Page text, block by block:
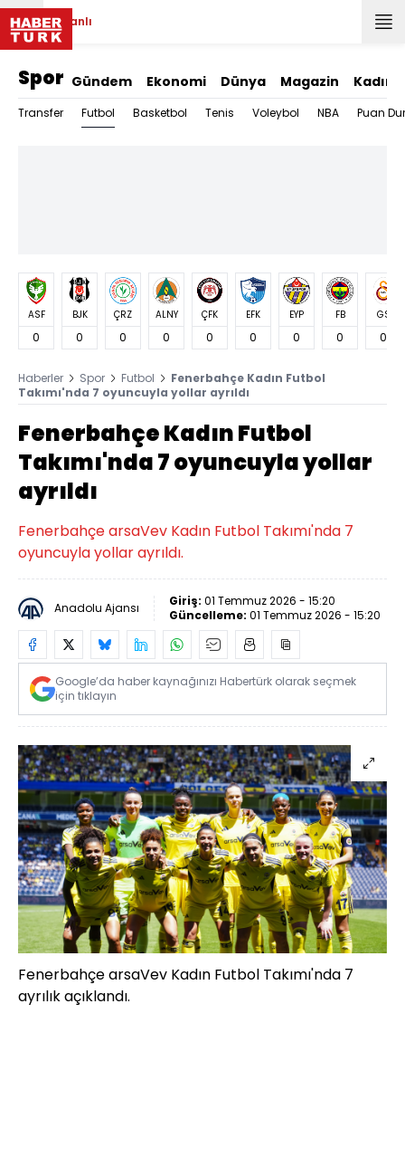
Canlı
Spor Gündem Ekonomi Dünya Magazin Kadın
Transfer Futbol Basketbol Tenis Voleybol NBA Puan
ASF
0
BJK
0
ÇRZ
0
ALNY
0
ÇFK
0
EFK
0
EYP
0
FB
0
GS
0
Haberler Spor Futbol
Fenerbahçe Kadın Futbol
Takımı'nda 7 oyuncuyla yollar ayrıldı
Fenerbahçe Kadın Futbol
Takımı'nda 7 oyuncuyla yollar
ayrıldı
Fenerbahçe arsaVev Kadın Futbol Takımı'nda 7
oyuncuyla yollar ayrıldı.
Anadolu Ajansı Giriş: 01 Temmuz 2026 - 15:20
Güncelleme: 01 Temmuz 2026 - 15:20
Google’da haber kaynağınızı Habertürk olarak seçmek
için tıklayın
Fenerbahçe arsaVev Kadın Futbol Takımı'nda 7
ayrılık açıklandı.